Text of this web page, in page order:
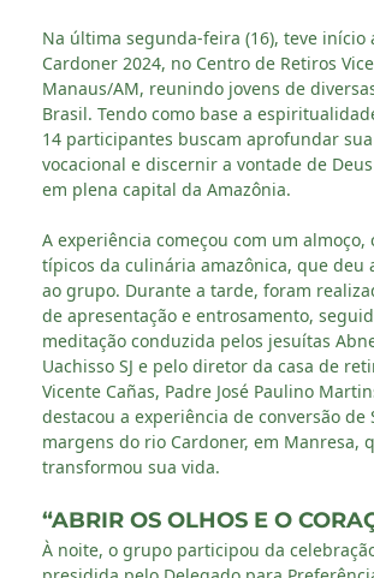
Na última segunda-feira (16), teve início
Cardoner 2024, no Centro de Retiros
Manaus/AM, reunindo jovens de
Brasil. Tendo como base a
14 participantes buscam aprofundar
vocacional e discernir a vontade de
em plena capital da Amazônia.
A experiência começou com um almoço,
típicos da culinária amazônica, que deu
ao grupo. Durante a tarde, foram
de apresentação e entrosamento,
meditação conduzida pelos jesuítas
Uachisso SJ e pelo diretor da casa de
Vicente Cañas, Padre José Paulino
destacou a experiência de conversão de
margens do rio Cardoner, em Manresa,
transformou sua vida.
“ABRIR OS OLHOS E O
À noite, o grupo participou da